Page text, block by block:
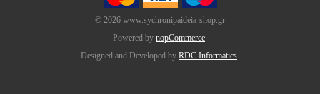
© 2026 www.sychronipaideia-shop.gr
Powered by nopCommerce.
Designed and Developed by RDC Informatics.